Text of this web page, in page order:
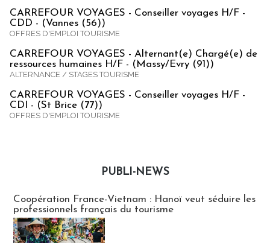
CARREFOUR VOYAGES - Conseiller voyages H/F -
CDD - (Vannes (56))
OFFRES D'EMPLOI TOURISME
CARREFOUR VOYAGES - Alternant(e) Chargé(e) de
ressources humaines H/F - (Massy/Evry (91))
ALTERNANCE / STAGES TOURISME
CARREFOUR VOYAGES - Conseiller voyages H/F -
CDI - (St Brice (77))
OFFRES D'EMPLOI TOURISME
PUBLI-NEWS
Coopération France-Vietnam : Hanoï veut séduire les
professionnels français du tourisme